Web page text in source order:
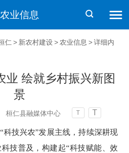
农业信息
仁 > 新农村建设 > 农业信息 > 详细内
业 绘就乡村振兴新图
景
桓仁县融媒体中心 T T
科技兴农”发展主线，持续深耕现
技普及，构建起“科技赋能、效